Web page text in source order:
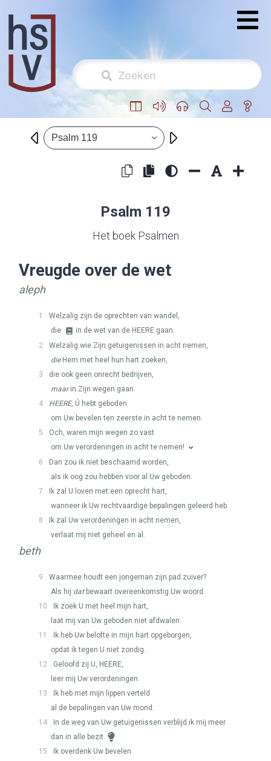
Psalm 119
Psalm 119
Het boek Psalmen
Vreugde over de wet
aleph
1
Welzalig zijn de oprechten van wandel,
die
in de wet van de HEERE gaan.
2
Welzalig wie Zijn getuigenissen in acht nemen,
dieHem met heel hun hart zoeken,
3
die ook geen onrecht bedrijven,
maarin Zijn wegen gaan.
4
HEERE, Ú hebt geboden
om Uw bevelen ten zeerste in acht te nemen.
5
Och, waren mijn wegen zo vast
om Uw verordeningen in acht te nemen!
6
Dan zou ik niet beschaamd worden,
als ik oog zou hebben voor al Uw geboden.
7
Ik zal U loven met een oprecht hart,
wanneer ik Uw rechtvaardige bepalingen geleerd heb.
8
Ik zal Uw verordeningen in acht nemen,
verlaat mij niet geheel en al.
beth
9
Waarmee houdt een jongeman zijn pad zuiver?
Als hij datbewaart overeenkomstig Uw woord.
10
Ik zoek U met heel mijn hart,
laat mij van Uw geboden niet afdwalen.
11
Ik heb Uw belofte in mijn hart opgeborgen,
opdat ik tegen U niet zondig.
12
Geloofd zij U, HEERE,
leer mij Uw verordeningen.
13
Ik heb met mijn lippen verteld
al de bepalingen van Uw mond.
14
In de weg van Uw getuigenissen verblijd ik mij meer
dan in alle bezit.
15
Ik overdenk Uw bevelen